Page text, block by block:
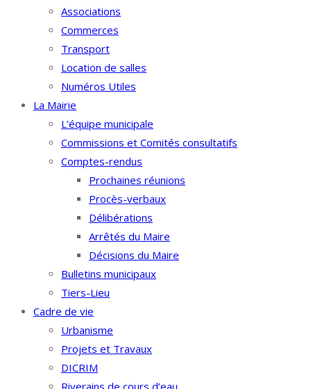
Associations
Commerces
Transport
Location de salles
Numéros Utiles
La Mairie
L’équipe municipale
Commissions et Comités consultatifs
Comptes-rendus
Prochaines réunions
Procès-verbaux
Délibérations
Arrêtés du Maire
Décisions du Maire
Bulletins municipaux
Tiers-Lieu
Cadre de vie
Urbanisme
Projets et Travaux
DICRIM
Riverains de cours d’eau